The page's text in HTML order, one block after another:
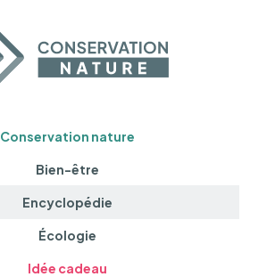
Conservation nature
Bien-être
Encyclopédie
Écologie
Idée cadeau